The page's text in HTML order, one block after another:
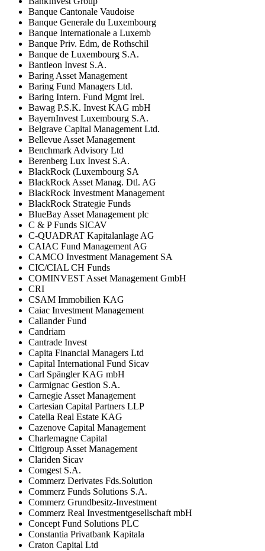
Banque Cantonale Vaudoise
Banque Generale du Luxembourg
Banque Internationale a Luxemb
Banque Priv. Edm, de Rothschil
Banque de Luxembourg S.A.
Bantleon Invest S.A.
Baring Asset Management
Baring Fund Managers Ltd.
Baring Intern. Fund Mgmt Irel.
Bawag P.S.K. Invest KAG mbH
BayernInvest Luxembourg S.A.
Belgrave Capital Management Ltd.
Bellevue Asset Management
Benchmark Advisory Ltd
Berenberg Lux Invest S.A.
BlackRock (Luxembourg SA
BlackRock Asset Manag. Dtl. AG
BlackRock Investment Management
BlackRock Strategie Funds
BlueBay Asset Management plc
C & P Funds SICAV
C-QUADRAT Kapitalanlage AG
CAIAC Fund Management AG
CAMCO Investment Management SA
CIC/CIAL CH Funds
COMINVEST Asset Management GmbH
CRI
CSAM Immobilien KAG
Caiac Investment Management
Callander Fund
Candriam
Cantrade Invest
Capita Financial Managers Ltd
Capital International Fund Sicav
Carl Spängler KAG mbH
Carmignac Gestion S.A.
Carnegie Asset Management
Cartesian Capital Partners LLP
Catella Real Estate KAG
Cazenove Capital Management
Charlemagne Capital
Citigroup Asset Management
Clariden Sicav
Comgest S.A.
Commerz Derivates Fds.Solution
Commerz Funds Solutions S.A.
Commerz Grundbesitz-Investment
Commerz Real Investmentgesellschaft mbH
Concept Fund Solutions PLC
Constantia Privatbank Kapitala
Craton Capital Ltd